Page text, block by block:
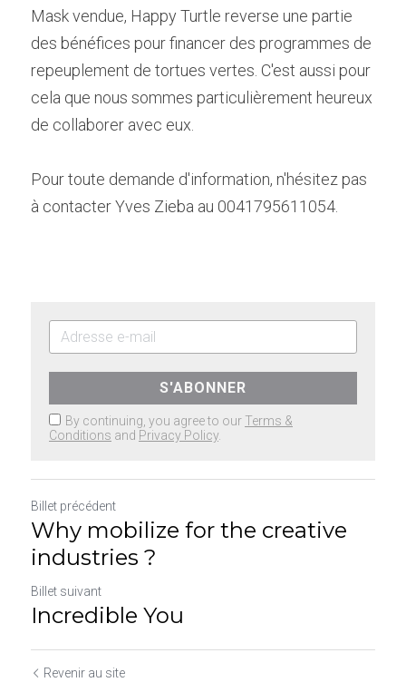
Mask vendue, Happy Turtle reverse une partie
des bénéfices pour financer des programmes de
repeuplement de tortues vertes. C'est aussi pour
cela que nous sommes particulièrement heureux
de collaborer avec eux.
Pour toute demande d'information, n'hésitez pas
à contacter Yves Zieba au 0041795611054.
S'ABONNER
By continuing, you agree to our Terms &
Conditions and Privacy Policy.
Billet précédent
Why mobilize for the creative
industries ?
Billet suivant
Incredible You
Revenir au site